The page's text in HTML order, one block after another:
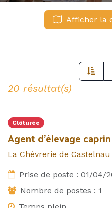
Afficher la
20 résultat(s)
Clôturée
Agent d'élevage
La Chèvrerie de Castelnau
Prise de poste : 01/04/
Nombre de postes : 1